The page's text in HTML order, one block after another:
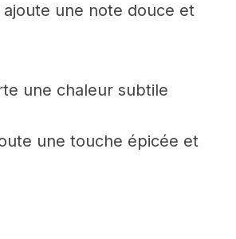
ajoute une note douce et
une chaleur subtile
une touche épicée et